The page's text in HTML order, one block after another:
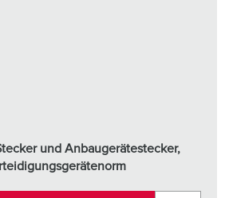
und Anbaugerätestecker,